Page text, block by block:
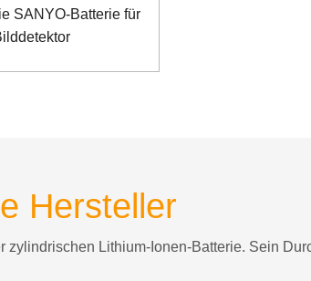
SANYO-Batterie für
Hersteller
Lithium-Ionen-Batterie. Sein